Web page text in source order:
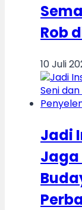
Rob
10 Juli
Jadi
Jaga